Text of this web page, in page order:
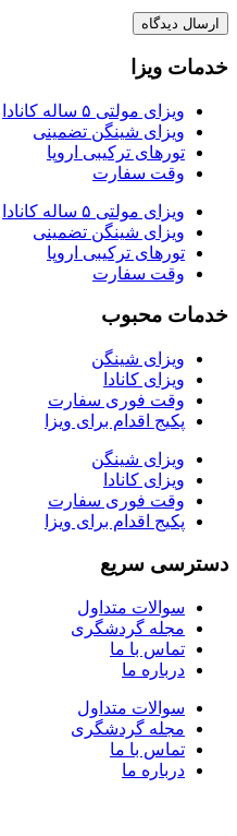
ارسال دیدگاه
خدمات ویزا
ویزای مولتی ۵ ساله کانادا
ویزای شینگن تضمینی
تورهای ترکیبی اروپا
وقت سفارت
ویزای مولتی ۵ ساله کانادا
ویزای شینگن تضمینی
تورهای ترکیبی اروپا
وقت سفارت
خدمات محبوب
ویزای شینگن
ویزای کانادا
وقت فوری سفارت
پکیج اقدام برای ویزا
ویزای شینگن
ویزای کانادا
وقت فوری سفارت
پکیج اقدام برای ویزا
دسترسی سریع
سوالات متداول
مجله گردشگری
تماس با ما
درباره ما
سوالات متداول
مجله گردشگری
تماس با ما
درباره ما